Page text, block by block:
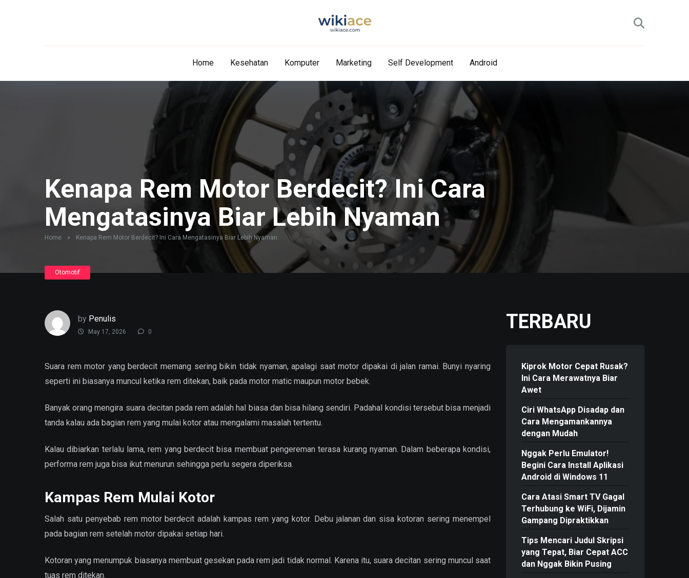
Home Kesehatan Komputer Marketing Self Development Android
Kenapa Rem Motor Berdecit? Ini Cara
Mengatasinya Biar Lebih Nyaman
Home » Kenapa Rem Motor Berdecit? Ini Cara Mengatasinya Biar Lebih Nyaman
Otomotif
by Penulis
May 17, 2026 0
Suara rem motor yang berdecit memang sering bikin tidak nyaman, apalagi saat motor dipakai di jalan ramai. Bunyi nyaring
seperti ini biasanya muncul ketika rem ditekan, baik pada motor matic maupun motor bebek.
Banyak orang mengira suara decitan pada rem adalah hal biasa dan bisa hilang sendiri. Padahal kondisi tersebut bisa menjadi
tanda kalau ada bagian rem yang mulai kotor atau mengalami masalah tertentu.
Kalau dibiarkan terlalu lama, rem yang berdecit bisa membuat pengereman terasa kurang nyaman. Dalam beberapa kondisi,
performa rem juga bisa ikut menurun sehingga perlu segera diperiksa.
Kampas Rem Mulai Kotor
Salah satu penyebab rem motor berdecit adalah kampas rem yang kotor. Debu jalanan dan sisa kotoran sering menempel
pada bagian rem setelah motor dipakai setiap hari.
Kotoran yang menumpuk biasanya membuat gesekan pada rem jadi tidak normal. Karena itu, suara decitan sering muncul saat
tuas rem ditekan.
TERBARU
Kiprok Motor Cepat Rusak?
Ini Cara Merawatnya Biar
Awet
Ciri WhatsApp Disadap dan
Cara Mengamankannya
dengan Mudah
Nggak Perlu Emulator!
Begini Cara Install Aplikasi
Android di Windows 11
Cara Atasi Smart TV Gagal
Terhubung ke WiFi, Dijamin
Gampang Dipraktikkan
Tips Mencari Judul Skripsi
yang Tepat, Biar Cepat ACC
dan Nggak Bikin Pusing